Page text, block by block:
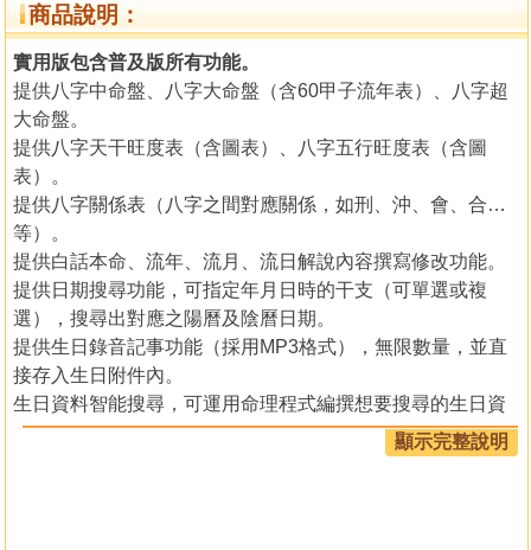
商品說明：
實用版包含普及版所有功能。
提供八字中命盤、八字大命盤（含60甲子流年表）、八字超
大命盤。
提供八字天干旺度表（含圖表）、八字五行旺度表（含圖
表）。
提供八字關係表（八字之間對應關係，如刑、沖、會、合…
等）。
提供白話本命、流年、流月、流日解說內容撰寫修改功能。
提供日期搜尋功能，可指定年月日時的干支（可單選或複
選），搜尋出對應之陽曆及陰曆日期。
提供生日錄音記事功能（採用MP3格式），無限數量，並直
接存入生日附件內。
生日資料智能搜尋，可運用命理程式編撰想要搜尋的生日資
料。
提供調盤功能，可看著命盤直接調整生日，可用於剖腹生產
顯示完整說明